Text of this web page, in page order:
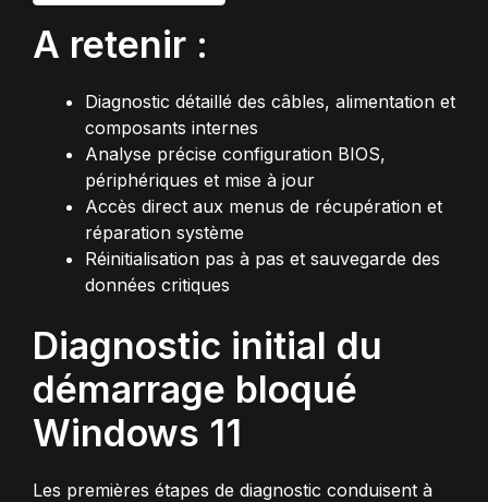
A retenir :
Diagnostic détaillé des câbles, alimentation et
composants internes
Analyse précise configuration BIOS,
périphériques et mise à jour
Accès direct aux menus de récupération et
réparation système
Réinitialisation pas à pas et sauvegarde des
données critiques
Diagnostic initial du
démarrage bloqué
Windows 11
Les premières étapes de diagnostic conduisent à